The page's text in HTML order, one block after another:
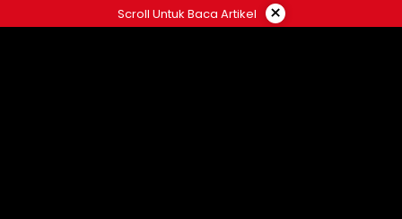
ke
Scroll Untuk Baca Artikel ×